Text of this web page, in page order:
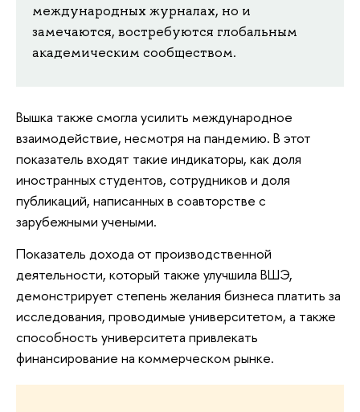
международных журналах, но и
замечаются, востребуются глобальным
академическим сообществом.
Вышка также смогла усилить международное
взаимодействие, несмотря на пандемию. В этот
показатель входят такие индикаторы, как доля
иностранных студентов, сотрудников и доля
публикаций, написанных в соавторстве с
зарубежными учеными.
Показатель дохода от производственной
деятельности, который также улучшила ВШЭ,
демонстрирует степень желания бизнеса платить за
исследования, проводимые университетом, а также
способность университета привлекать
финансирование на коммерческом рынке.